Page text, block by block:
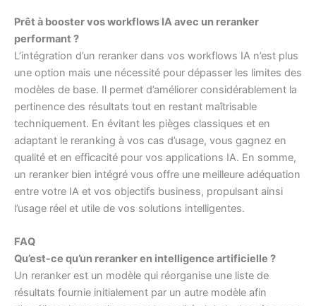
Prêt à booster vos workflows IA avec un reranker
performant ?
L’intégration d’un reranker dans vos workflows IA n’est plus
une option mais une nécessité pour dépasser les limites des
modèles de base. Il permet d’améliorer considérablement la
pertinence des résultats tout en restant maîtrisable
techniquement. En évitant les pièges classiques et en
adaptant le reranking à vos cas d’usage, vous gagnez en
qualité et en efficacité pour vos applications IA. En somme,
un reranker bien intégré vous offre une meilleure adéquation
entre votre IA et vos objectifs business, propulsant ainsi
l’usage réel et utile de vos solutions intelligentes.
FAQ
Qu’est-ce qu’un reranker en intelligence artificielle ?
Un reranker est un modèle qui réorganise une liste de
résultats fournie initialement par un autre modèle afin